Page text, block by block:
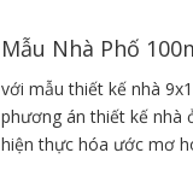
Mẫu Nhà Phố
với mẫu thiết kế nhà
phương án thiết kế nhà
hiện thực hóa ước mơ